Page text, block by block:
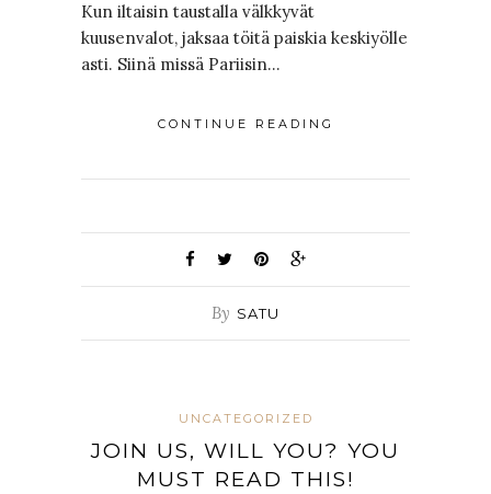
Kun iltaisin taustalla välkkyvät
kuusenvalot, jaksaa töitä paiskia keskiyölle
asti. Siinä missä Pariisin…
CONTINUE READING
By SATU
UNCATEGORIZED
JOIN US, WILL YOU? YOU
MUST READ THIS!